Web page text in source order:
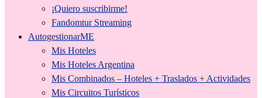
¡Quiero suscribirme!
Fandomtur Streaming
AutogestionarME
Mis Hoteles
Mis Hoteles Argentina
Mis Combinados – Hoteles + Traslados + Actividades
Mis Circuitos Turísticos